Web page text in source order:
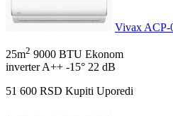
Vivax
25m2 9000 BTU Ekonom
inverter A++ -15° 22 dB
51 600 RSD Kupiti Uporedi